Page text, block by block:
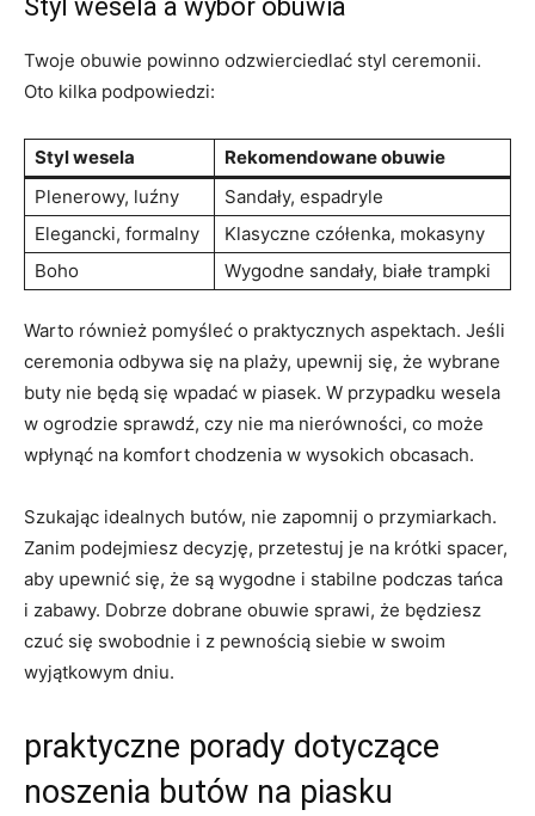
Styl wesela a wybór obuwia
Twoje obuwie powinno odzwierciedlać styl ceremonii.
Oto kilka podpowiedzi:
Styl wesela
Rekomendowane obuwie
Plenerowy, luźny
Sandały, espadryle
Elegancki, formalny
Klasyczne czółenka, mokasyny
Boho
Wygodne sandały, białe trampki
Warto również pomyśleć o praktycznych aspektach. Jeśli
ceremonia odbywa się na plaży, upewnij się, że wybrane
buty nie będą się wpadać w piasek. W przypadku wesela
w ogrodzie sprawdź, czy nie ma nierówności, co może
wpłynąć na komfort chodzenia w wysokich obcasach.
Szukając idealnych butów, nie zapomnij o przymiarkach.
Zanim podejmiesz decyzję, przetestuj je na krótki spacer,
aby upewnić się, że są wygodne i stabilne podczas tańca
i zabawy. Dobrze dobrane obuwie sprawi, że będziesz
czuć się swobodnie i z pewnością siebie w swoim
wyjątkowym dniu.
praktyczne porady dotyczące
noszenia butów na piasku